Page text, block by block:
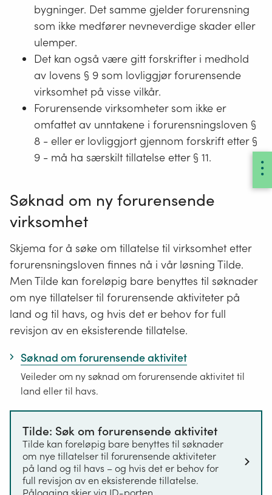
bygninger. Det samme gjelder forurensning
som ikke medfører nevneverdige skader eller
ulemper.
Det kan også være gitt forskrifter i medhold
av lovens § 9 som lovliggjør forurensende
virksomhet på visse vilkår.
Forurensende virksomheter som ikke er
omfattet av unntakene i forurensningsloven §
8 - eller er lovliggjort gjennom forskrift etter §
9 - må ha særskilt tillatelse etter § 11.
Søknad om ny forurensende
virksomhet
Skjema for å søke om tillatelse til virksomhet etter
forurensningsloven finnes nå i vår løsning Tilde.
Men Tilde kan foreløpig bare benyttes til søknader
om nye tillatelser til forurensende aktiviteter på
land og til havs, og hvis det er behov for full
revisjon av en eksisterende tillatelse.
Søknad om forurensende aktivitet
Veileder om ny søknad om forurensende aktivitet til
land eller til havs.
Tilde: Søk om forurensende aktivitet
Tilde kan foreløpig bare benyttes til søknader
om nye tillatelser til forurensende aktiviteter
på land og til havs – og hvis det er behov for
full revisjon av en eksisterende tillatelse.